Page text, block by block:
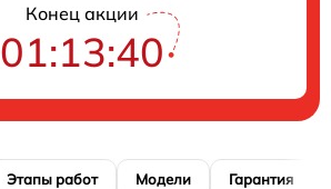
Конец акции
01:13:39
Этапы работ Модели Гарантия